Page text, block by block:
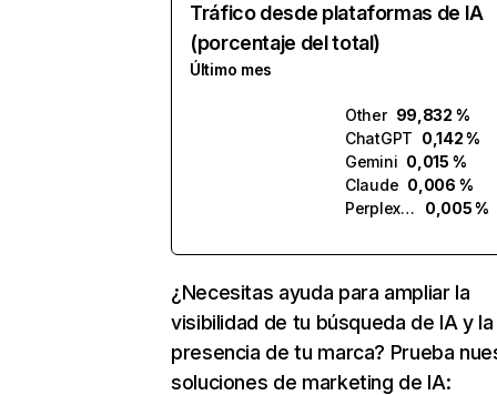
Tráfico desde plataformas de IA
(porcentaje del total)
Último mes
Other 99,832 %
ChatGPT 0,142 %
Gemini 0,015 %
Claude 0,006 %
Perplexity
0,005 %
¿Necesitas ayuda para ampliar la
visibilidad de tu búsqueda de IA y la
presencia de tu marca? Prueba
soluciones de marketing de IA: